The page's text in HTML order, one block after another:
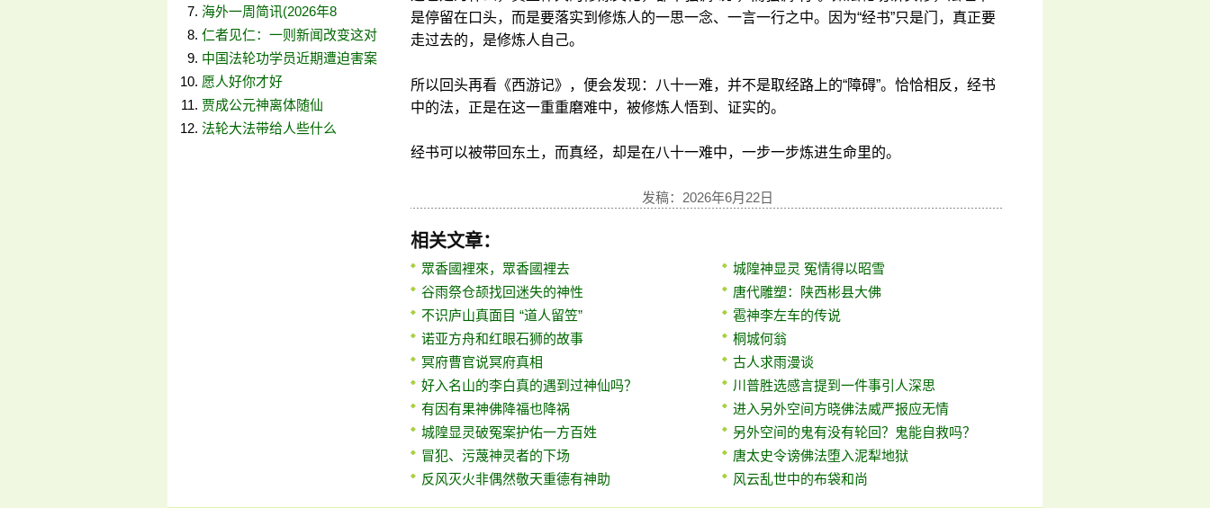
海外一周简讯(2026年8
仁者见仁：一则新闻改变这对
中国法轮功学员近期遭迫害案
愿人好你才好
贾成公元神离体随仙
法轮大法带给人些什么
是停留在口头，而是要落实到修炼人的一思一念、一言一行之中。因为“经书”只是门，真正要
走过去的，是修炼人自己。
所以回头再看《西游记》，便会发现：八十一难，并不是取经路上的“障碍”。恰恰相反，经书
中的法，正是在这一重重磨难中，被修炼人悟到、证实的。
经书可以被带回东土，而真经，却是在八十一难中，一步一步炼进生命里的。
发稿：2026年6月22日
相关文章：
眾香國裡來，眾香國裡去
谷雨祭仓颉找回迷失的神性
不识庐山真面目 “道人留笠”
诺亚方舟和红眼石狮的故事
冥府曹官说冥府真相
好入名山的李白真的遇到过神仙吗？
有因有果神佛降福也降祸
城隍显灵破冤案护佑一方百姓
冒犯、污蔑神灵者的下场
反风灭火非偶然敬天重德有神助
城隍神显灵 冤情得以昭雪
唐代雕塑：陕西彬县大佛
雹神李左车的传说
桐城何翁
古人求雨漫谈
川普胜选感言提到一件事引人深思
进入另外空间方晓佛法威严报应无情
另外空间的鬼有没有轮回？鬼能自救吗？
唐太史令谤佛法堕入泥犁地狱
风云乱世中的布袋和尚